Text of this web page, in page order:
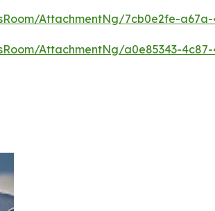
AttachmentNg/7cb0e2fe-
AttachmentNg/a0e85343-